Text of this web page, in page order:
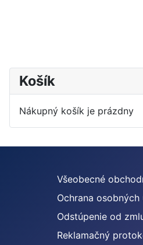
Košík
Nákupný košík je prázdny
Všeobecné
Ochrana osobných
Odstúpenie od
Reklamačný